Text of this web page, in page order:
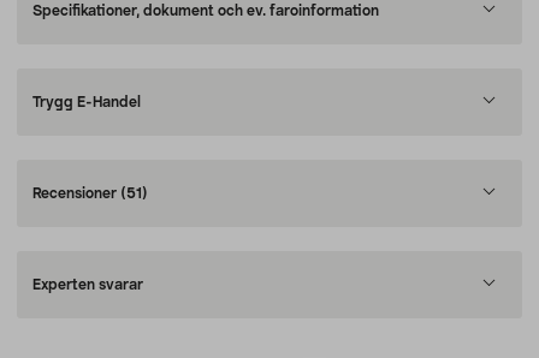
Specifikationer, dokument och ev. faroinformation
Trygg E-Handel
Recensioner (51)
Experten svarar